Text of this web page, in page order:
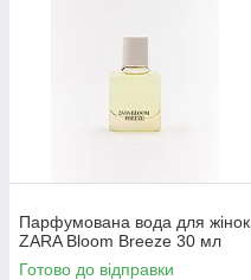
Парфумована вода для жінок
ZARA Bloom Breeze 30 мл
Готово до відправки